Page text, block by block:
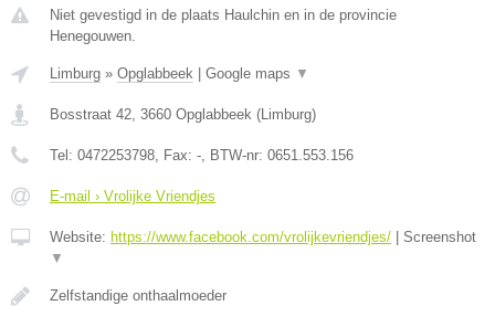
Niet gevestigd in de plaats Haulchin en in de provincie
Henegouwen.
Limburg » Opglabbeek Google maps ▼
Bosstraat 42, 3660 Opglabbeek (Limburg)
Tel: 0472253798, Fax: -, BTW-nr: 0651.553.156
E-mail › Vrolijke Vriendjes
Website: https://www.facebook.com/vrolijkevriendjes/
Screenshot
▼
Zelfstandige onthaalmoeder